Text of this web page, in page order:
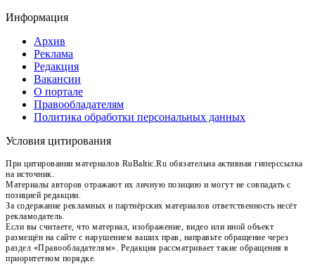
Информация
Архив
Реклама
Редакция
Вакансии
О портале
Правообладателям
Политика обработки персональных данных
Условия цитирования
При цитировании материалов RuBaltic.Ru обязательна активная гиперссылка
на источник.
Материалы авторов отражают их личную позицию и могут не совпадать с
позицией редакции.
За содержание рекламных и партнёрских материалов ответственность несёт
рекламодатель.
Если вы считаете, что материал, изображение, видео или иной объект
размещён на сайте с нарушением ваших прав, направьте обращение через
раздел «Правообладателям». Редакция рассматривает такие обращения в
приоритетном порядке.